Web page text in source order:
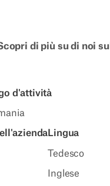
di più su di noi
d'attività
Lingua
Tedesco
Inglese